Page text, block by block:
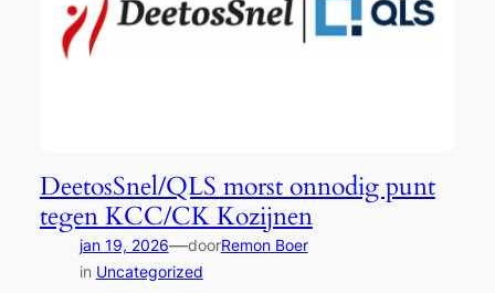
DeetosSnel/QLS morst onnodig punt
tegen KCC/CK Kozijnen
jan 19, 2026—doorRemon Boer
in Uncategorized